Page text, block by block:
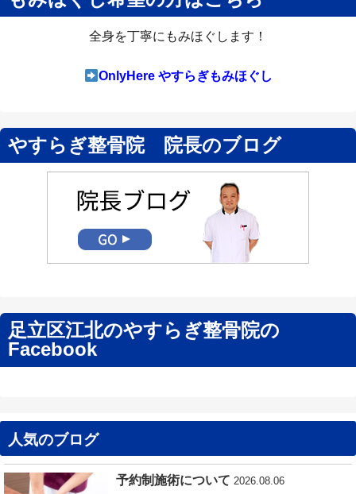
全身を丁寧にもみほぐします！
OnlyHere やすらぎもみほぐし
やすらぎ整骨院 院長のブログ
足立区江北のやすらぎ整骨院の
Facebook
人気のブログ
予約制施術について 2026.08.06